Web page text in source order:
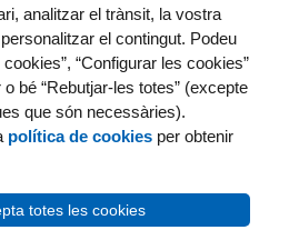
08003
54
analitzar el trànsit, la vostra
el contingut. Podeu
“Configurar les cookies”
bé “Rebutjar-les totes” (excepte
que són necessàries).
política de cookies per obtenir
totes les cookies